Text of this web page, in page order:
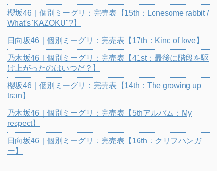
櫻坂46｜個別ミーグリ：完売表【15th：Lonesome rabbit /
What's"KAZOKU"?】
日向坂46｜個別ミーグリ：完売表【17th：Kind of love】
乃木坂46｜個別ミーグリ：完売表【41st：最後に階段を駆
け上がったのはいつだ？】
櫻坂46｜個別ミーグリ：完売表【14th：The growing up
train】
乃木坂46｜個別ミーグリ：完売表【5thアルバム：My
respect】
日向坂46｜個別ミーグリ：完売表【16th：クリフハンガ
ー】